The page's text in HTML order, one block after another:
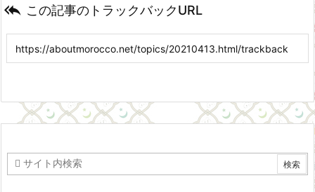
 この記事のトラックバックURL